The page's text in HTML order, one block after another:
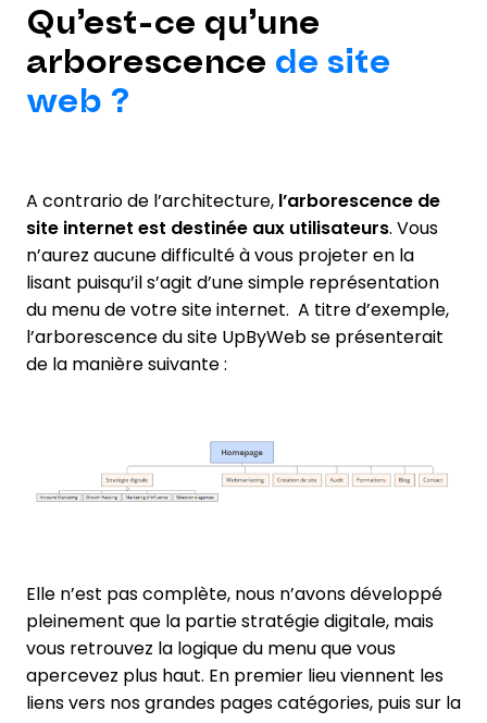
Qu’est-ce qu’une
arborescence de site
web ?
A contrario de l’architecture, l’arborescence de
site internet est destinée aux utilisateurs. Vous
n’aurez aucune difficulté à vous projeter en la
lisant puisqu’il s’agit d’une simple représentation
du menu de votre site internet. A titre d’exemple,
l’arborescence du site UpByWeb se présenterait
de la manière suivante :
Elle n’est pas complète, nous n’avons développé
pleinement que la partie stratégie digitale, mais
vous retrouvez la logique du menu que vous
apercevez plus haut. En premier lieu viennent les
liens vers nos grandes pages catégories, puis sur la